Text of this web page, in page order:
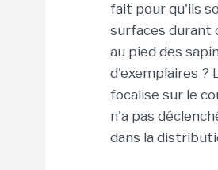
fait pour qu'ils
surfaces durant
au pied des
d'exemplaires ?
focalise sur le
n'a pas
dans la